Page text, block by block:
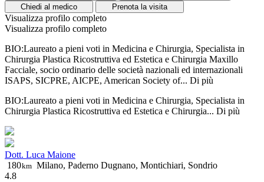
Chiedi al medico
Prenota la visita
Visualizza profilo completo
Visualizza profilo completo
BIO:Laureato a pieni voti in Medicina e Chirurgia, Specialista in
Chirurgia Plastica Ricostruttiva ed Estetica e Chirurgia Maxillo
Facciale, socio ordinario delle società nazionali ed internazionali
ISAPS, SICPRE, AICPE, American Society of... Di più
BIO:Laureato a pieni voti in Medicina e Chirurgia, Specialista in
Chirurgia Plastica Ricostruttiva ed Estetica e Chirurgia... Di più
Dott. Luca Maione
180km Milano, Paderno Dugnano, Montichiari, Sondrio
4.8